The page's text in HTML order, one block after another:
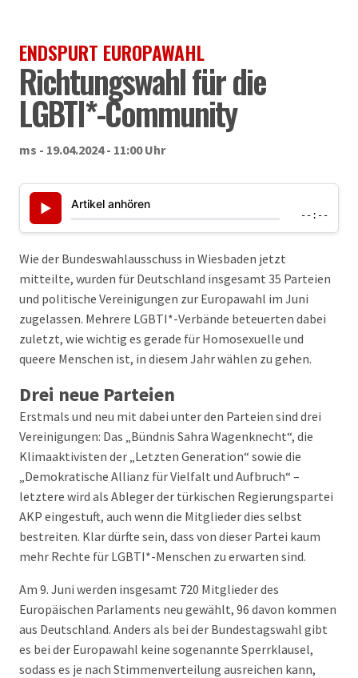
ENDSPURT EUROPAWAHL
Richtungswahl für die
LGBTI*-Community
ms - 19.04.2024 - 11:00 Uhr
▶ Artikel anhören
--:--
Wie der Bundeswahlausschuss in Wiesbaden jetzt
mitteilte, wurden für Deutschland insgesamt 35 Parteien
und politische Vereinigungen zur Europawahl im Juni
zugelassen. Mehrere LGBTI*-Verbände beteuerten dabei
zuletzt, wie wichtig es gerade für Homosexuelle und
queere Menschen ist, in diesem Jahr wählen zu gehen.
Drei neue Parteien
Erstmals und neu mit dabei unter den Parteien sind drei
Vereinigungen: Das „Bündnis Sahra Wagenknecht“, die
Klimaaktivisten der „Letzten Generation“ sowie die
„Demokratische Allianz für Vielfalt und Aufbruch“ –
letztere wird als Ableger der türkischen Regierungspartei
AKP eingestuft, auch wenn die Mitglieder dies selbst
bestreiten. Klar dürfte sein, dass von dieser Partei kaum
mehr Rechte für LGBTI*-Menschen zu erwarten sind.
Am 9. Juni werden insgesamt 720 Mitglieder des
Europäischen Parlaments neu gewählt, 96 davon kommen
aus Deutschland. Anders als bei der Bundestagswahl gibt
es bei der Europawahl keine sogenannte Sperrklausel,
sodass es je nach Stimmenverteilung ausreichen kann,